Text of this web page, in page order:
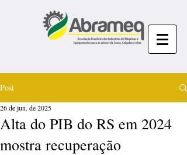
Post
Alta do PIB do RS em 2024
mostra recuperação
26 de jun. de 2025